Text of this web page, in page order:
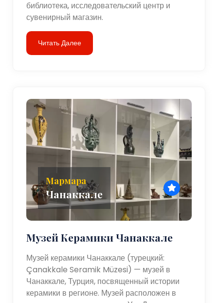
библиотека, исследовательский центр и
сувенирный магазин.
Читать Далее
Мармара
Чанаккале
Музей Керамики Чанаккале
Музей керамики Чанаккале (турецкий:
Çanakkale Seramik Müzesi) — музей в
Чанаккале, Турция, посвященный истории
керамики в регионе. Музей расположен в